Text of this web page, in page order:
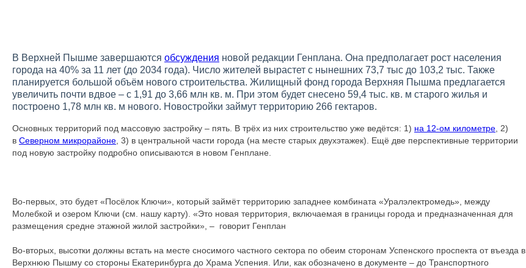
В Верхней Пышме завершаются обсуждения новой редакции Генплана. Она предполагает рост населения
города на 40% за 11 лет (до 2034 года). Число жителей вырастет с нынешних 73,7 тыс до 103,2 тыс. Также
планируется большой объём нового строительства. Жилищный фонд города Верхняя Пышма предлагается
увеличить почти вдвое – с 1,91 до 3,66 млн кв. м. При этом будет снесено 59,4 тыс. кв. м старого жилья и
построено 1,78 млн кв. м нового. Новостройки займут территорию 266 гектаров.
Основных территорий под массовую застройку – пять. В трёх из них строительство уже ведётся: 1) на 12-ом километре, 2)
в Северном микрорайоне, 3) в центральной части города (на месте старых двухэтажек). Ещё две перспективные территории
под новую застройку подробно описываются в новом Генплане.
Во-первых, это будет «Посёлок Ключи», который займёт территорию западнее комбината «Уралэлектромедь», между
Молебкой и озером Ключи (см. нашу карту). «Это новая территория, включаемая в границы города и предназначенная для
размещения средне этажной жилой застройки», – говорит Генплан
Во-вторых, высотки должны встать на месте сносимого частного сектора по обеим сторонам Успенского проспекта от въезда в
Верхнюю Пышму со стороны Екатеринбурга до Храма Успения. Или, как обозначено в документе – до Транспортного